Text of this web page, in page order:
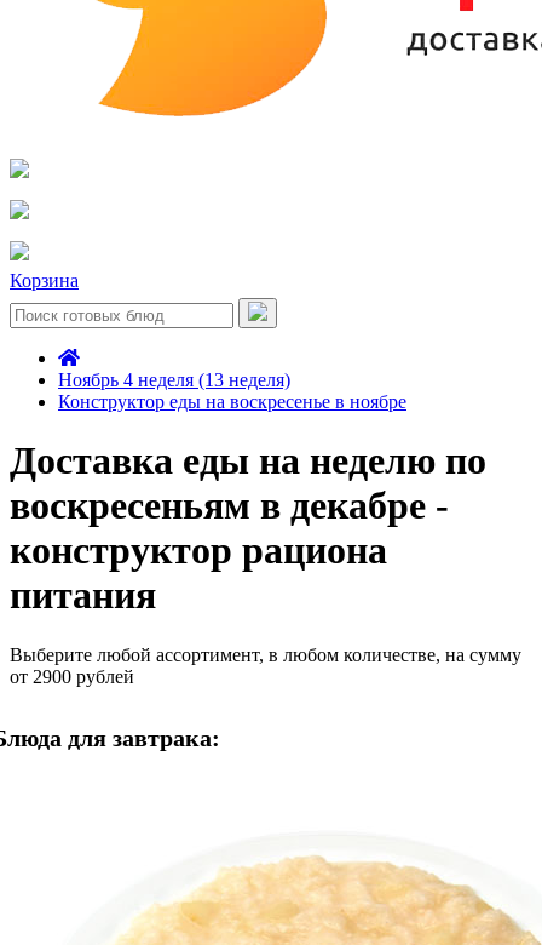
Корзина
Ноябрь 4 неделя (13 неделя)
Конструктор еды на воскресенье в ноябре
Доставка еды на неделю по
воскресеньям в декабре -
конструктор рациона
питания
Выберите любой ассортимент, в любом количестве, на сумму
от 2900 рублей
для завтрака: